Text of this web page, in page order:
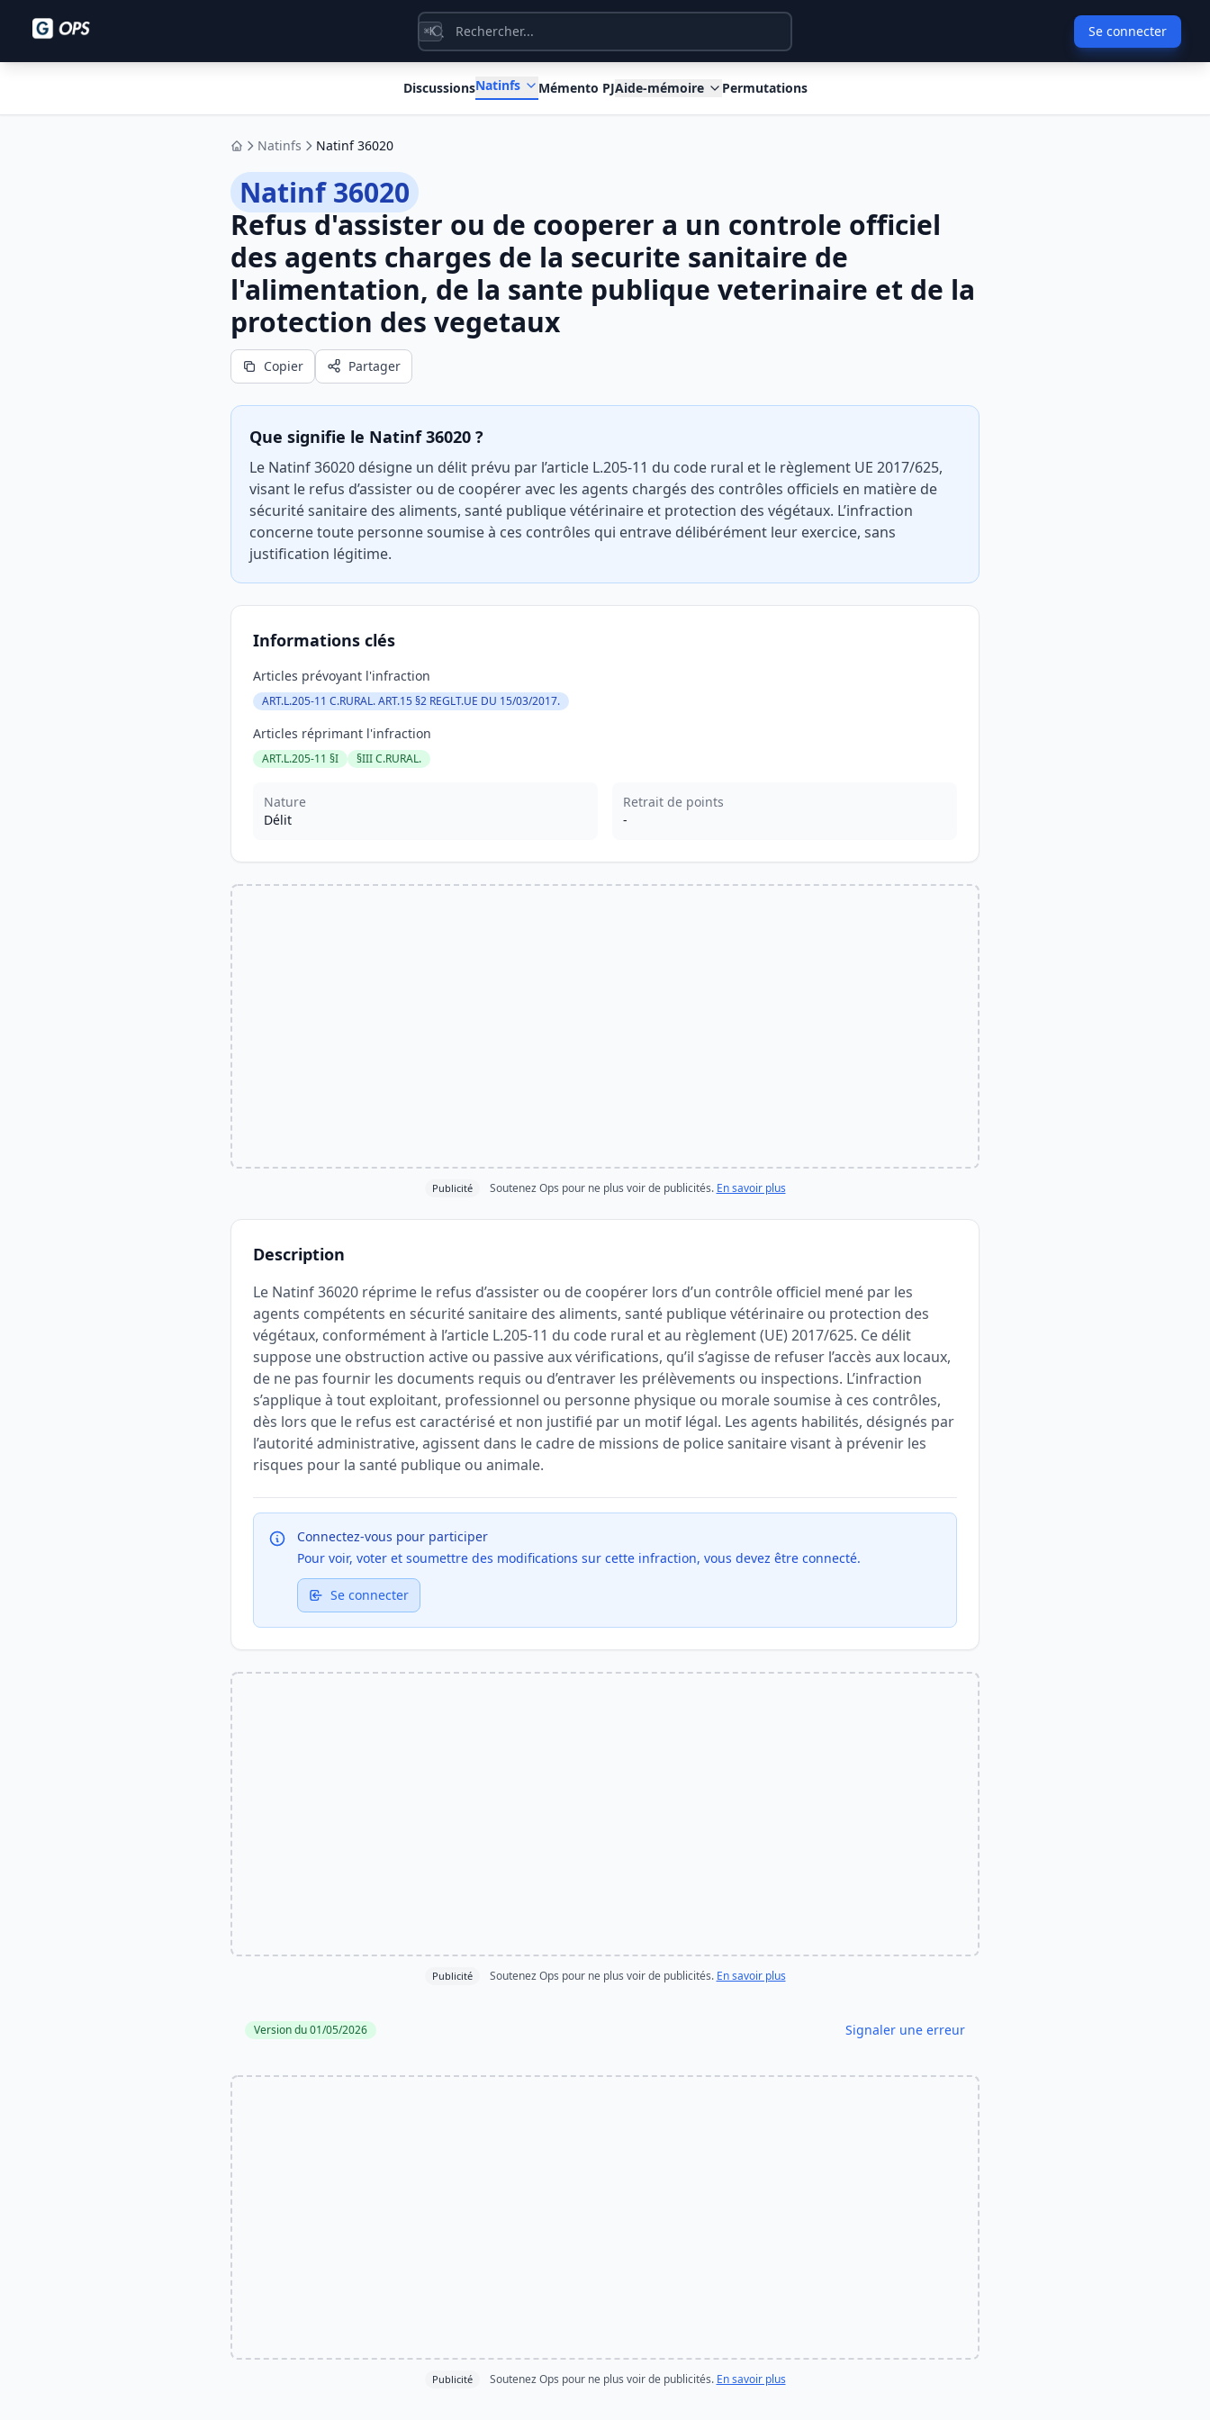
⌘K Se connecter
DiscussionsNatinfs Mémento PJAide-mémoire Permutations
AccueilNatinfs Natinf 36020
Natinf 36020
Refus d'assister ou de cooperer a un controle officiel
des agents charges de la securite sanitaire de
l'alimentation, de la sante publique veterinaire et de la
protection des vegetaux
Copier Partager
Que signifie le Natinf 36020 ?
Le Natinf 36020 désigne un délit prévu par l’article L.205-11 du code rural et le règlement UE 2017/625,
visant le refus d’assister ou de coopérer avec les agents chargés des contrôles officiels en matière de
sécurité sanitaire des aliments, santé publique vétérinaire et protection des végétaux. L’infraction
concerne toute personne soumise à ces contrôles qui entrave délibérément leur exercice, sans
justification légitime.
Informations clés
Articles prévoyant l'infraction
ART.L.205-11 C.RURAL. ART.15 §2 REGLT.UE DU 15/03/2017.
Articles réprimant l'infraction
ART.L.205-11 §I §III C.RURAL.
Nature
Délit
Retrait de points
-
Publicité Soutenez Ops pour ne plus voir de publicités. En savoir plus
Description
Le Natinf 36020 réprime le refus d’assister ou de coopérer lors d’un contrôle officiel mené par les
agents compétents en sécurité sanitaire des aliments, santé publique vétérinaire ou protection des
végétaux, conformément à l’article L.205-11 du code rural et au règlement (UE) 2017/625. Ce délit
suppose une obstruction active ou passive aux vérifications, qu’il s’agisse de refuser l’accès aux locaux,
de ne pas fournir les documents requis ou d’entraver les prélèvements ou inspections. L’infraction
s’applique à tout exploitant, professionnel ou personne physique ou morale soumise à ces contrôles,
dès lors que le refus est caractérisé et non justifié par un motif légal. Les agents habilités, désignés par
l’autorité administrative, agissent dans le cadre de missions de police sanitaire visant à prévenir les
risques pour la santé publique ou animale.
Connectez-vous pour participer
Pour voir, voter et soumettre des modifications sur cette infraction, vous devez être connecté.
Se connecter
Publicité Soutenez Ops pour ne plus voir de publicités. En savoir plus
Version du 01/05/2026 Signaler une erreur
Publicité Soutenez Ops pour ne plus voir de publicités. En savoir plus